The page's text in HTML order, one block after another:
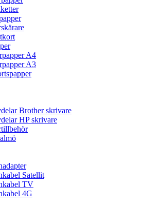
A4
A3
Brother skrivare
HP skrivare
Satellit
TV
4G